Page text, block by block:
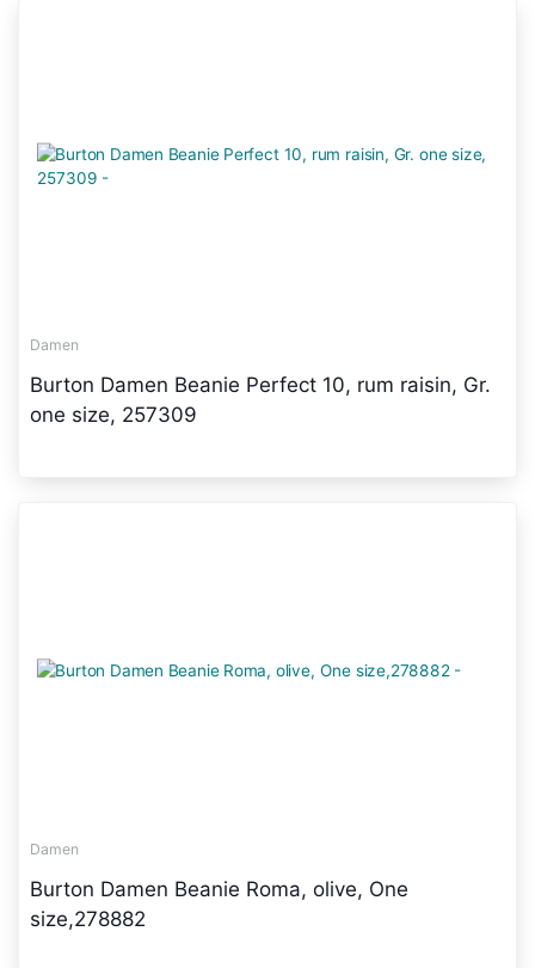
Damen
Burton Damen Beanie Perfect 10, rum raisin, Gr.
one size, 257309
Damen
Burton Damen Beanie Roma, olive, One
size,278882